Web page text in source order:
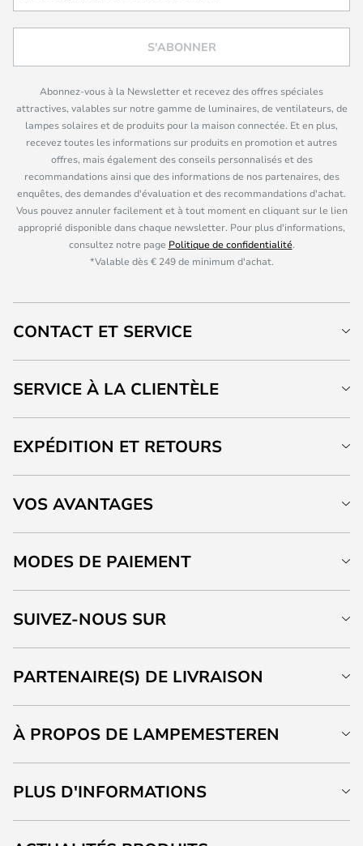
S'ABONNER
Abonnez-vous à la Newsletter et recevez des offres spéciales
attractives, valables sur notre gamme de luminaires, de ventilateurs, de
lampes solaires et de produits pour la maison connectée. Et en plus,
recevez toutes les informations sur produits en promotion et autres
offres, mais également des conseils personnalisés et des
recommandations ainsi que des informations de nos partenaires, des
enquêtes, des demandes d'évaluation et des recommandations d'achat.
Vous pouvez annuler facilement et à tout moment en cliquant sur le lien
approprié disponible dans chaque newsletter. Pour plus d'informations,
consultez notre page Politique de confidentialité.
*Valable dès € 249 de minimum d'achat.
CONTACT ET SERVICE
SERVICE À LA CLIENTÈLE
EXPÉDITION ET RETOURS
VOS AVANTAGES
MODES DE PAIEMENT
SUIVEZ-NOUS SUR
PARTENAIRE(S) DE LIVRAISON
À PROPOS DE LAMPEMESTEREN
PLUS D'INFORMATIONS